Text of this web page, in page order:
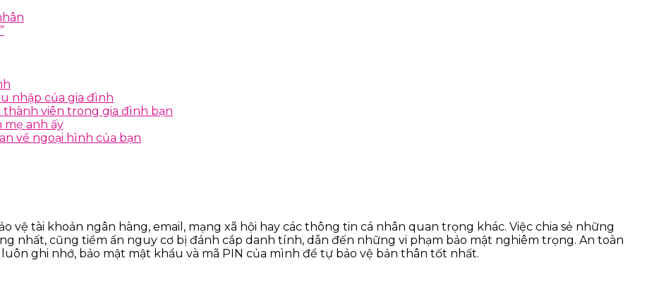
nhập của gia đình
viên trong gia đình bạn
mẹ anh ấy
về ngoại hình của bạn
vệ tài khoản ngân hàng, email, mạng xã hội hay các thông tin cá nhân quan trọng khác. Việc chia sẻ những
nhất, cũng tiềm ẩn nguy cơ bị đánh cắp danh tính, dẫn đến những vi phạm bảo mật nghiêm trọng. An toàn
ghi nhớ, bảo mật mật khẩu và mã PIN của mình để tự bảo vệ bản thân tốt nhất.